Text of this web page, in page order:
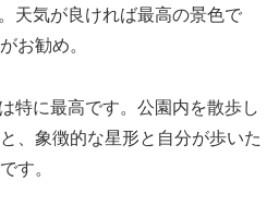
天気が良ければ最高の景色で
お勧め。
特に最高です。公園内を散歩し
、象徴的な星形と自分が歩いた
す。